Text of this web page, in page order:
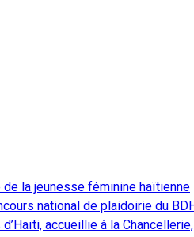
de la jeunesse féminine haïtienne
national de plaidoirie du
accueillie à la